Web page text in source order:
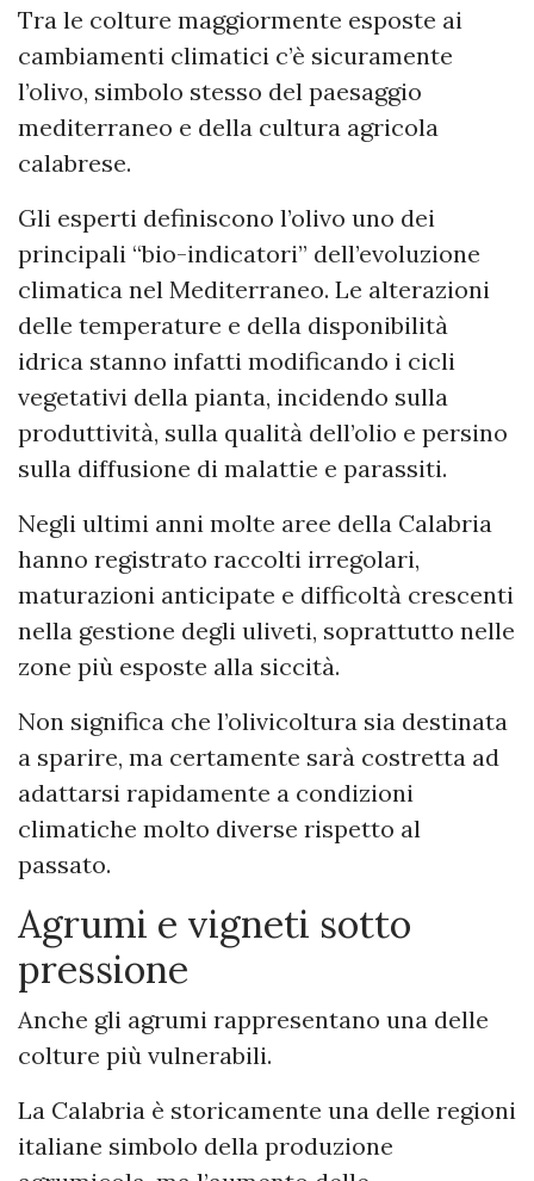
Tra le colture maggiormente esposte ai
cambiamenti climatici c’è sicuramente
l’olivo, simbolo stesso del paesaggio
mediterraneo e della cultura agricola
calabrese.
Gli esperti definiscono l’olivo uno dei
principali “bio-indicatori” dell’evoluzione
climatica nel Mediterraneo. Le alterazioni
delle temperature e della disponibilità
idrica stanno infatti modificando i cicli
vegetativi della pianta, incidendo sulla
produttività, sulla qualità dell’olio e persino
sulla diffusione di malattie e parassiti.
Negli ultimi anni molte aree della Calabria
hanno registrato raccolti irregolari,
maturazioni anticipate e difficoltà crescenti
nella gestione degli uliveti, soprattutto nelle
zone più esposte alla siccità.
Non significa che l’olivicoltura sia destinata
a sparire, ma certamente sarà costretta ad
adattarsi rapidamente a condizioni
climatiche molto diverse rispetto al
passato.
Agrumi e vigneti sotto
pressione
Anche gli agrumi rappresentano una delle
colture più vulnerabili.
La Calabria è storicamente una delle regioni
italiane simbolo della produzione